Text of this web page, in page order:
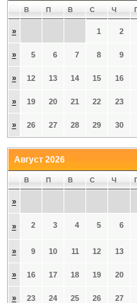
В П В С Ч
» 1 2
» 5 6 7 8 9
» 12 13 14 15 16
» 19 20 21 22 23
» 26 27 28 29 30
Август 2026
В П В С Ч
»
» 2 3 4 5 6
» 9 10 11 12 13
» 16 17 18 19 20
» 23 24 25 26 27